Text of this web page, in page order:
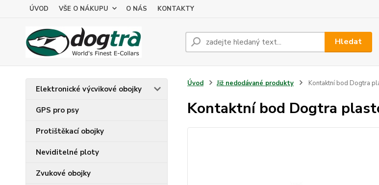
ÚVOD VŠE O NÁKUPU O NÁS KONTAKTY
Hledat
Elektronické výcvikové obojky
GPS pro psy
Protištěkací obojky
Neviditelné ploty
Zvukové obojky
Úvod Již nedodávané produkty Kontaktní bod Dogtra
Kontaktní bod Dogtra